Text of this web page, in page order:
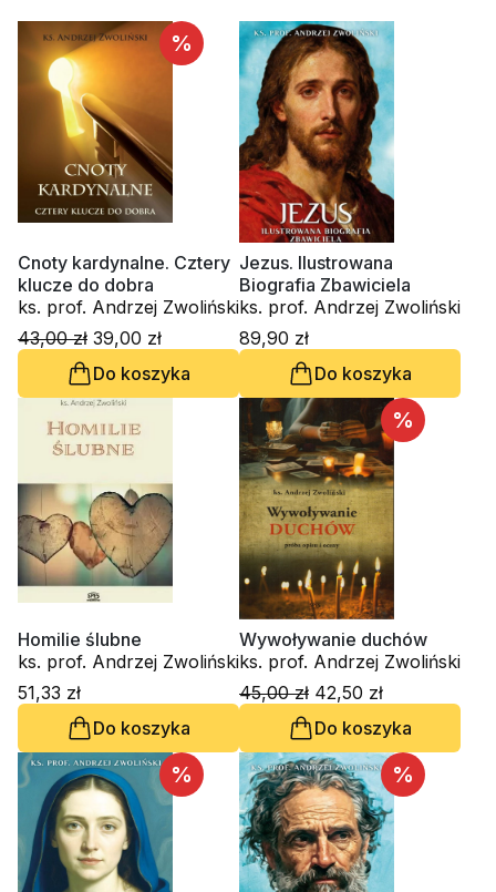
%
Cnoty kardynalne. Cztery
klucze do dobra
ks. prof. Andrzej Zwoliński
43,00 zł 39,00 zł
Do koszyka
Jezus. Ilustrowana
Biografia Zbawiciela
ks. prof. Andrzej Zwoliński
89,90 zł
Do koszyka
Homilie ślubne
ks. prof. Andrzej Zwoliński
51,33 zł
Do koszyka
%
Wywoływanie duchów
ks. prof. Andrzej Zwoliński
45,00 zł 42,50 zł
Do koszyka
% %